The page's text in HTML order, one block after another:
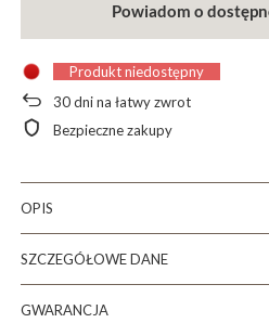
Powiadom o
Produkt niedostępny
30dni na łatwy zwrot
Bezpieczne zakupy
OPIS
SZCZEGÓŁOWE DANE
GWARANCJA